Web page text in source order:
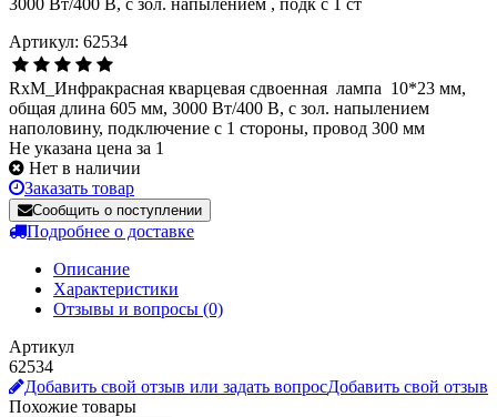
Артикул: 62534
RxM_Инфракрасная кварцевая сдвоенная лампа 10*23 мм,
общая длина 605 мм, 3000 Вт/400 В, с зол. напылением
наполовину, подключение с 1 стороны, провод 300 мм
Не указана цена за 1
Нет в наличии
Заказать товар
Сообщить о поступлении
Подробнее о доставке
Описание
Характеристики
Отзывы и вопросы (0)
Артикул
62534
Добавить свой отзыв или задать вопросДобавить свой отзыв
Похожие товары